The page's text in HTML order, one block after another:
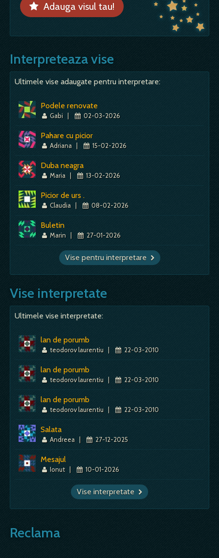
Adauga visul tau!
Interpreteaza vise
Ultimele vise adaugate pentru interpretare:
Podele renovate
Gabi | 02-03-2026
Pahare cu picior
Adriana | 15-02-2026
Duba neagra
Maria | 13-02-2026
Picior de urs .
Claudia | 08-02-2026
Buletin
Marin | 27-01-2026
Vise pentru interpretare
Vise interpretate
Ultimele vise interpretate:
lan de porumb
teodorov laurentiu | 22-03-2010
lan de porumb
teodorov laurentiu | 22-03-2010
lan de porumb
teodorov laurentiu | 22-03-2010
Salata
Andreea | 27-12-2025
Mesajul
Ionut | 10-01-2026
Vise interpretate
Reclama